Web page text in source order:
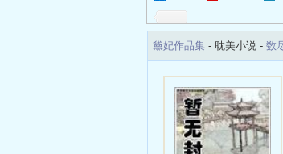
黛妃作品集 - 耽美小说 - 数